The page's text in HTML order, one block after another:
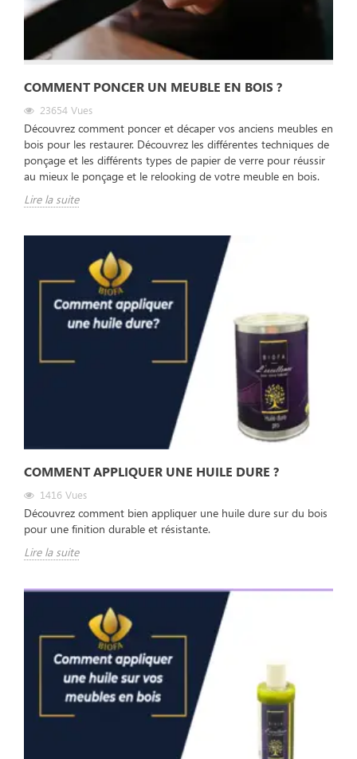
COMMENT PONCER UN MEUBLE EN BOIS ?
23654 Vues
Découvrez comment poncer et décaper vos anciens meubles en
bois pour les restaurer. Découvrez les différentes techniques de
ponçage et les différents types de papier de verre pour réussir
au mieux le ponçage et le relooking de votre meuble en bois.
Lire la suite
COMMENT APPLIQUER UNE HUILE DURE ?
1416 Vues
Découvrez comment bien appliquer une huile dure sur du bois
pour une finition durable et résistante.
Lire la suite